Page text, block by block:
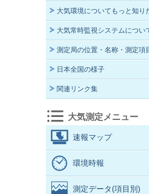
大気環境についてもっと知り
大気常時監視システムについ
測定局の位置・名称・測定項
日本全国の様子
関連リンク集
大気測定メニュー
速報マップ
環境時報
測定データ(項目別)